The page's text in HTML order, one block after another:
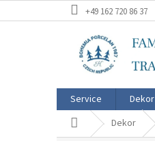
Inhalt
+49 162 720 86 37
Service Dekor
StartseiteDekor